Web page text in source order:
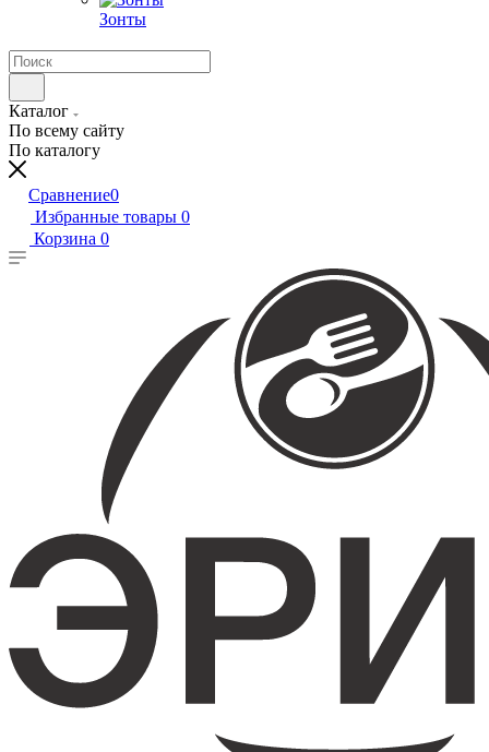
Зонты
Каталог
По всему сайту
По каталогу
Сравнение0
Избранные товары 0
Корзина 0